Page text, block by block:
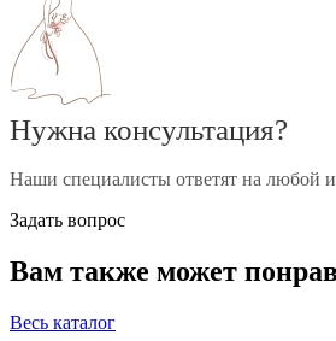
Нужна консультация?
Наши специалисты ответят на любой
Задать вопрос
Вам также может
Весь каталог